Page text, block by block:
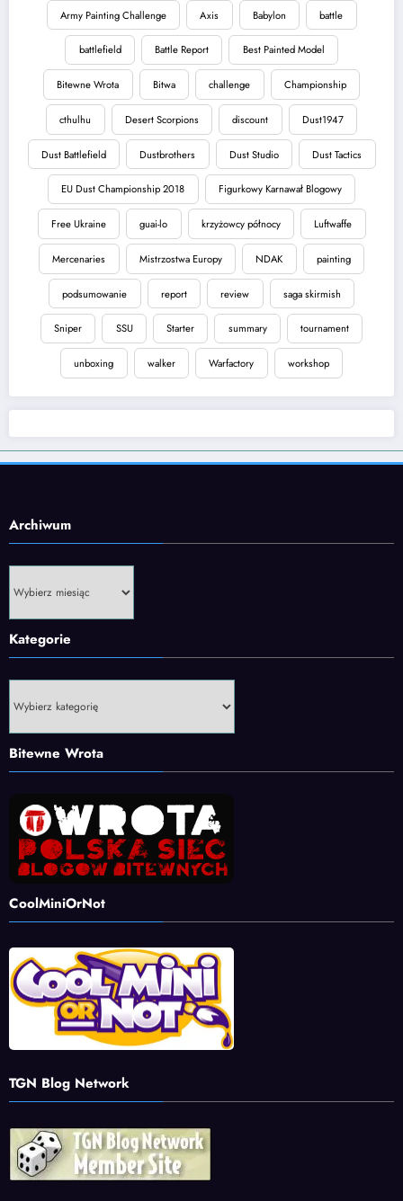
Army Painting Challenge Axis Babylon battle
battlefield Battle Report Best Painted Model
Bitewne Wrota Bitwa challenge Championship
cthulhu Desert Scorpions discount Dust1947
Dust Battlefield Dustbrothers Dust Studio Dust Tactics
EU Dust Championship 2018 Figurkowy Karnawał Blogowy
Free Ukraine guai-lo krzyżowcy północy Luftwaffe
Mercenaries Mistrzostwa Europy NDAK painting
podsumowanie report review saga skirmish
Sniper SSU Starter summary tournament
unboxing walker Warfactory workshop
Archiwum
Kategorie
Bitewne Wrota
CoolMiniOrNot
TGN Blog Network